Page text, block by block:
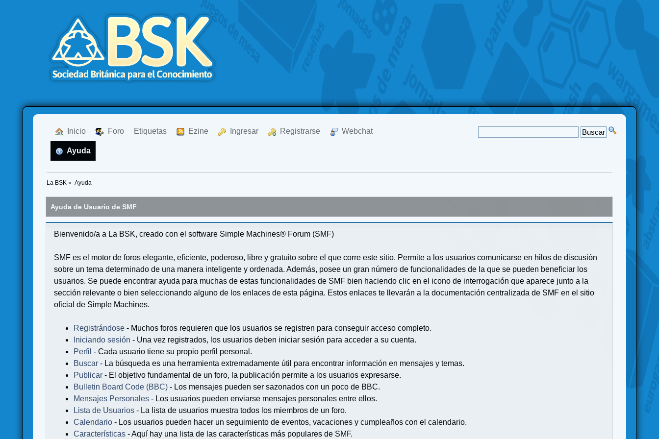
Inicio Foro Etiquetas Ezine Ingresar Registrarse Webchat
Ayuda
La BSK » Ayuda
Ayuda de Usuario de SMF
Bienvenido/a a La BSK, creado con el software Simple Machines® Forum (SMF)
SMF es el motor de foros elegante, eficiente, poderoso, libre y gratuito sobre el que corre este sitio. Permite a los usuarios comunicarse en hilos de discusión
sobre un tema determinado de una manera inteligente y ordenada. Además, posee un gran número de funcionalidades de la que se pueden beneficiar los
usuarios. Se puede encontrar ayuda para muchas de estas funcionalidades de SMF bien haciendo clic en el icono de interrogación que aparece junto a la
sección relevante o bien seleccionando alguno de los enlaces de esta página. Estos enlaces te llevarán a la documentación centralizada de SMF en el sitio
oficial de Simple Machines.
Registrándose - Muchos foros requieren que los usuarios se registren para conseguir acceso completo.
Iniciando sesión - Una vez registrados, los usuarios deben iniciar sesión para acceder a su cuenta.
Perfil - Cada usuario tiene su propio perfil personal.
Buscar - La búsqueda es una herramienta extremadamente útil para encontrar información en mensajes y temas.
Publicar - El objetivo fundamental de un foro, la publicación permite a los usuarios expresarse.
Bulletin Board Code (BBC)- Los mensajes pueden ser sazonados con un poco de BBC.
Mensajes Personales - Los usuarios pueden enviarse mensajes personales entre ellos.
Lista de Usuarios - La lista de usuarios muestra todos los miembros de un foro.
Calendario - Los usuarios pueden hacer un seguimiento de eventos, vacaciones y cumpleaños con el calendario.
Características - Aquí hay una lista de las características más populares de SMF.